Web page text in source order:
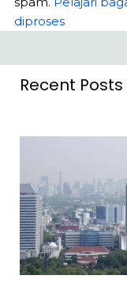
diproses
Recent Posts